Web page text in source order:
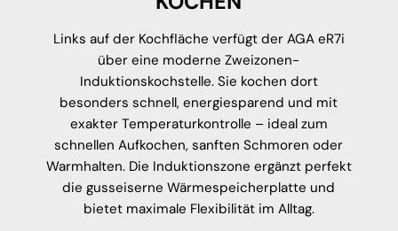
Links auf der Kochfläche verfügt der AGA eR7i
über eine moderne Zweizonen-
Induktionskochstelle. Sie kochen dort
besonders schnell, energiesparend und mit
exakter Temperaturkontrolle – ideal zum
schnellen Aufkochen, sanften Schmoren oder
Warmhalten. Die Induktionszone ergänzt perfekt
die gusseiserne Wärmespeicherplatte und
bietet maximale Flexibilität im Alltag.